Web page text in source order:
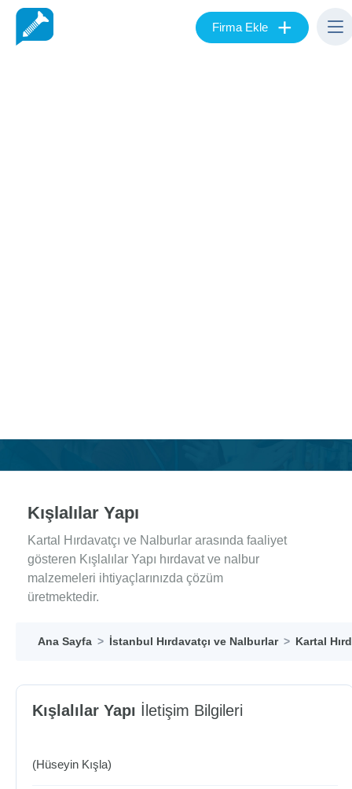
Firma Ekle +
Kışlalılar Yapı
Kartal Hırdavatçı ve Nalburlar arasında faaliyet
gösteren Kışlalılar Yapı hırdavat ve nalbur
malzemeleri ihtiyaçlarınızda çözüm
üretmektedir.
Ana Sayfa İstanbul Hırdavatçı ve Nalburlar Kartal
Kışlalılar Yapı İletişim Bilgileri
(Hüseyin Kışla)